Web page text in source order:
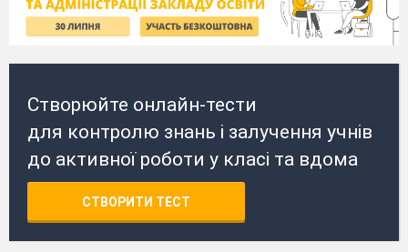
Створюйте онлайн-тести
для контролю знань і залучення учнів
до активної роботи у класі та вдома
СТВОРИТИ ТЕСТ